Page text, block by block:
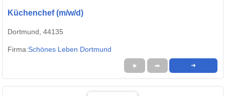
Küchenchef (m/w/d)
Dortmund, 44135
Firma:Schönes Leben Dortmund
★ ➦ ➜